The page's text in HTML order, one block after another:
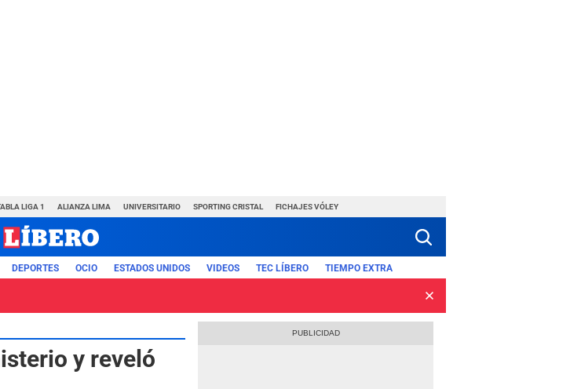
LIGA 1 ALIANZA LIMA UNIVERSITARIO SPORTING CRISTAL FICHAJES VÓLEY
DEPORTES OCIO ESTADOS UNIDOS VIDEOS TEC LÍBERO TIEMPO EXTRA
y reveló